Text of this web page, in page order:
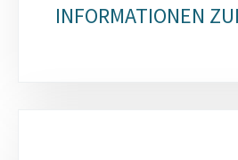
INFORMATIONEN